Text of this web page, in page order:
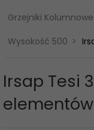
Grzejniki
Wysokość 500
Irsap Tesi
elementów